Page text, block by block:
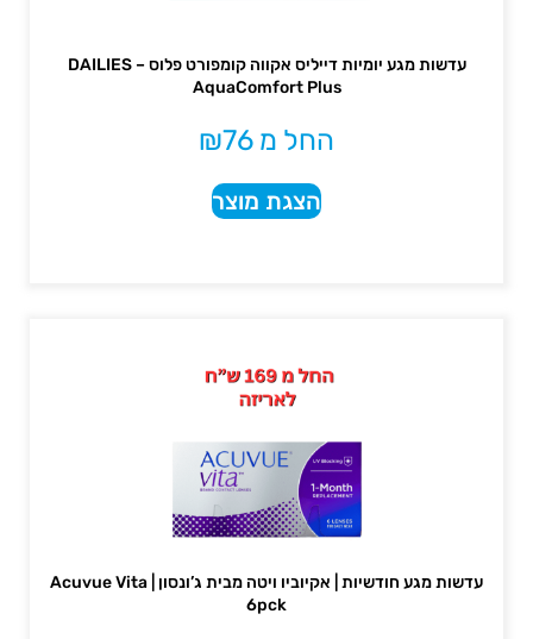
עדשות מגע יומיות דייליס אקווה קומפורט פלוס – DAILIES
AquaComfort Plus
החל מ ₪76
הצגת מוצר
עדשות מגע חודשיות | אקיוביו ויטה מבית ג’ונסון | Acuvue Vita
6pck